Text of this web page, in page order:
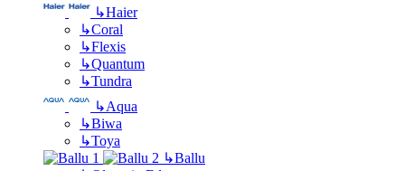
↳Haier
↳Coral
↳Flexis
↳Quantum
↳Tundra
↳Aqua
↳Biwa
↳Toya
↳Ballu